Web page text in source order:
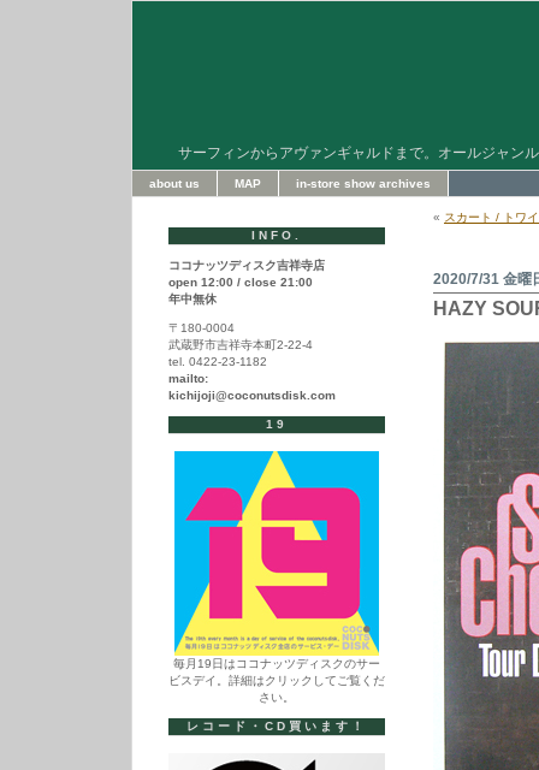
サーフィンからアヴァンギャルドまで。オールジャン
about us MAP in-store show archives
« スカート / トワ
2020/7/31 金曜
HAZY
INFO.
ココナッツディスク吉祥寺店
open 12:00 / close 21:00
年中無休
〒180-0004
武蔵野市吉祥寺本町2-22-4
tel. 0422-23-1182
mailto:
kichijoji@coconutsdisk.com
19
毎月19日はココナッツディスクのサー
ビスデイ。詳細はクリックしてご覧くだ
さい。
レコード・CD買います！